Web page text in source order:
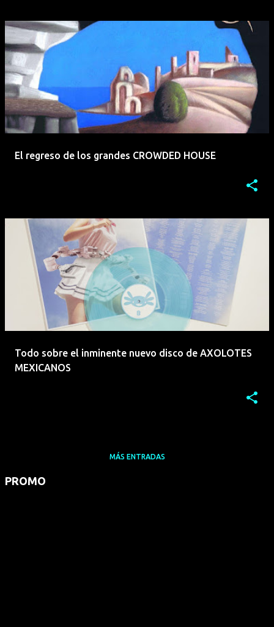
El regreso de los grandes CROWDED HOUSE
Todo sobre el inminente nuevo disco de AXOLOTES
MEXICANOS
MÁS ENTRADAS
PROMO